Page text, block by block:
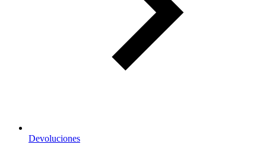
Devoluciones